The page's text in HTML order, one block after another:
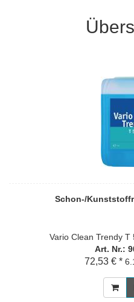
Schon-/
Vario Clean Trendy T
Art. Nr.:
72,53 € *